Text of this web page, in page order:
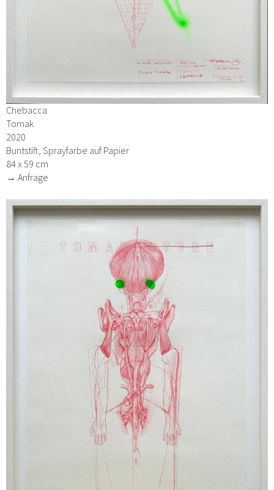
Chebacca
Tomak
2020
Buntstift, Sprayfarbe auf Papier
84 x 59 cm
→ Anfrage